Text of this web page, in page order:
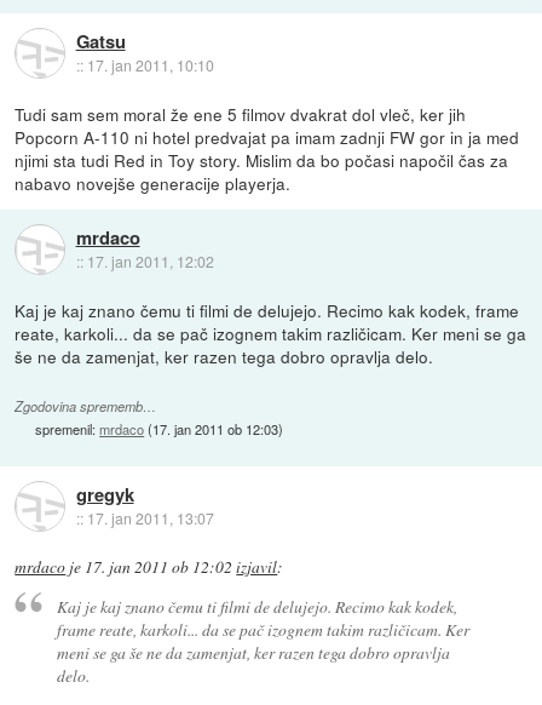
Gatsu
:: 17. jan 2011, 10:10
Tudi sam sem moral že ene 5 filmov dvakrat dol vleč, ker jih
Popcorn A-110 ni hotel predvajat pa imam zadnji FW gor in ja med
njimi sta tudi Red in Toy story. Mislim da bo počasi napočil čas za
nabavo novejše generacije playerja.
mrdaco
:: 17. jan 2011, 12:02
Kaj je kaj znano čemu ti filmi de delujejo. Recimo kak kodek, frame
reate, karkoli... da se pač izognem takim različicam. Ker meni se ga
še ne da zamenjat, ker razen tega dobro opravlja delo.
Zgodovina sprememb…
spremenil:mrdaco(17. jan 2011 ob 12:03)
gregyk
:: 17. jan 2011, 13:07
mrdaco je 17. jan 2011 ob 12:02 izjavil:
Kaj je kaj znano čemu ti filmi de delujejo. Recimo kak kodek,
frame reate, karkoli... da se pač izognem takim različicam. Ker
meni se ga še ne da zamenjat, ker razen tega dobro opravlja
delo.